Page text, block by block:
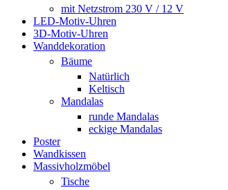
mit Netzstrom 230 V / 12 V
LED-Motiv-Uhren
3D-Motiv-Uhren
Wanddekoration
Bäume
Natürlich
Keltisch
Mandalas
runde Mandalas
eckige Mandalas
Poster
Wandkissen
Massivholzmöbel
Tische